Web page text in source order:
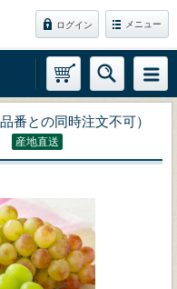
ログイン メニュー
番との同時注文不可）
産地直送